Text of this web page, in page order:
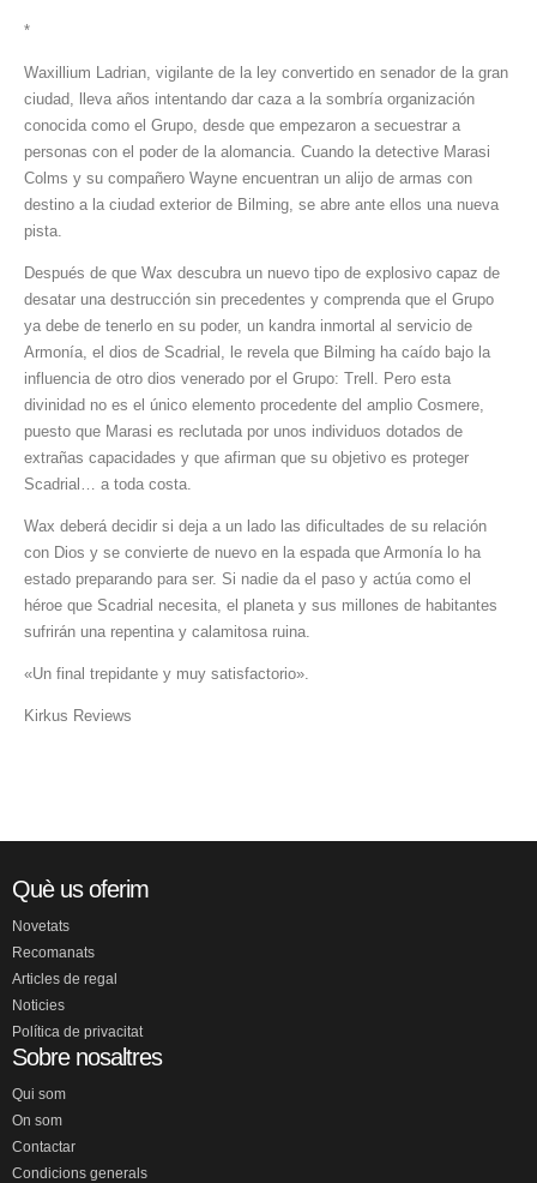
*
Waxillium Ladrian, vigilante de la ley convertido en senador de la gran
ciudad, lleva años intentando dar caza a la sombría organización
conocida como el Grupo, desde que empezaron a secuestrar a
personas con el poder de la alomancia. Cuando la detective Marasi
Colms y su compañero Wayne encuentran un alijo de armas con
destino a la ciudad exterior de Bilming, se abre ante ellos una nueva
pista.
Después de que Wax descubra un nuevo tipo de explosivo capaz de
desatar una destrucción sin precedentes y comprenda que el Grupo
ya debe de tenerlo en su poder, un kandra inmortal al servicio de
Armonía, el dios de Scadrial, le revela que Bilming ha caído bajo la
influencia de otro dios venerado por el Grupo: Trell. Pero esta
divinidad no es el único elemento procedente del amplio Cosmere,
puesto que Marasi es reclutada por unos individuos dotados de
extrañas capacidades y que afirman que su objetivo es proteger
Scadrial… a toda costa.
Wax deberá decidir si deja a un lado las dificultades de su relación
con Dios y se convierte de nuevo en la espada que Armonía lo ha
estado preparando para ser. Si nadie da el paso y actúa como el
héroe que Scadrial necesita, el planeta y sus millones de habitantes
sufrirán una repentina y calamitosa ruina.
«Un final trepidante y muy satisfactorio».
Kirkus Reviews
Què us oferim
Novetats
Recomanats
Articles de regal
Noticies
Política de privacitat
Sobre nosaltres
Qui som
On som
Contactar
Condicions generals